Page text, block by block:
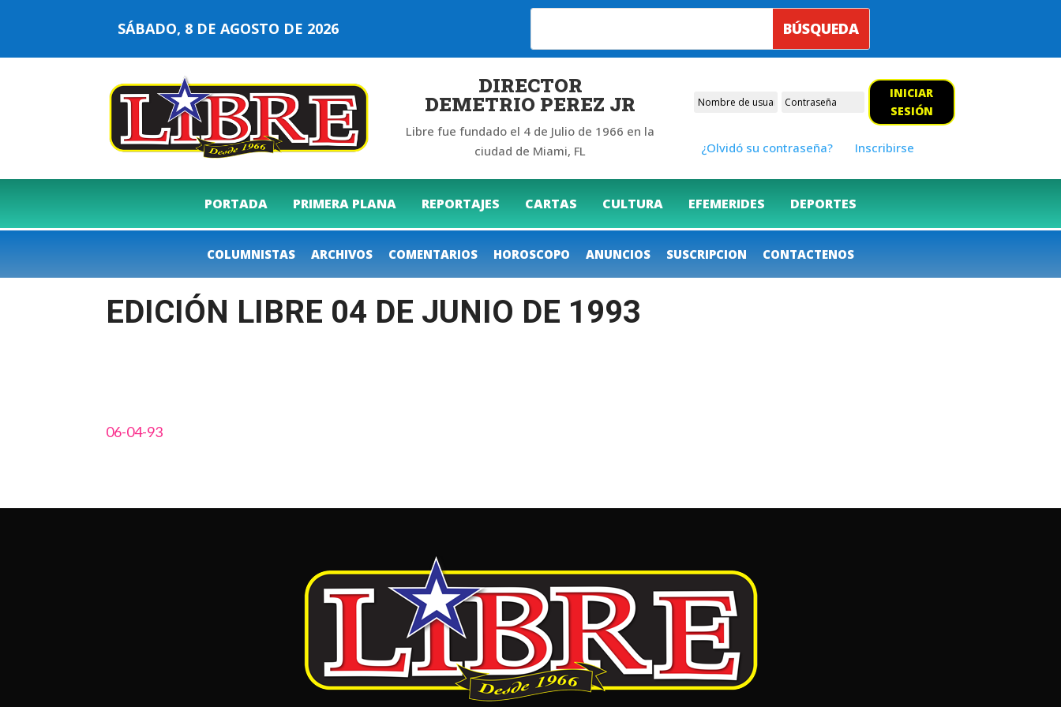
SÁBADO, 8 DE AGOSTO DE 2026
DIRECTOR
DEMETRIO PEREZ JR
Libre fue fundado el 4 de Julio de 1966 en la
ciudad de Miami, FL
INICIAR
SESIÓN
¿Olvidó su contraseña? Inscribirse
PORTADA PRIMERA PLANA REPORTAJES CARTAS CULTURA EFEMERIDES DEPORTES
COLUMNISTAS ARCHIVOS COMENTARIOS HOROSCOPO ANUNCIOS SUSCRIPCION CONTACTENOS
EDICIÓN LIBRE 04 DE JUNIO DE 1993
06-04-93